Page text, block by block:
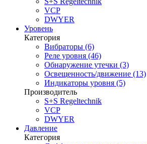
VCP
DWYER
Уровень
Категория
Вибраторы (6)
Реле уровня (46)
Обнаружение утечки (3)
Освещенность/движение (13)
Индикаторы уровня (5)
Производитель
S+S Regeltechnik
VCP
DWYER
Давление
Категория